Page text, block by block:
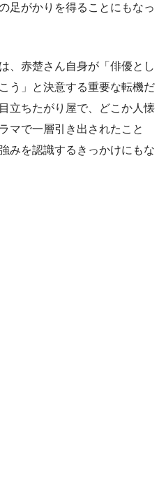
足がかりを得ることにもなっ
、赤楚さん自身が「俳優とし
う」と決意する重要な転機だ
立ちたがり屋で、どこか人懐
マで一層引き出されたこと
みを認識するきっかけにもな